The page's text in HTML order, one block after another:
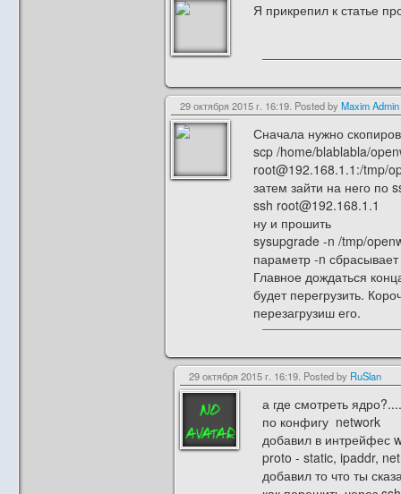
Я прикрепил к статье
29 октября 2015 г. 16:19. Posted by Maxim Admin
Сначала нужно
scp /home/blablabla/
root@192.168.1.1:/tmp/
затем зайти на него по
ssh root@192.168.1.1
ну и прошить
sysupgrade -n /tmp/
параметр -n
Главное дождаться
будет перегрузить.
перезагрузиш его.
29 октября 2015 г. 16:19. Posted by RuSlan
а где смотреть ядро?....
по конфигу network
добавил в интрейфес
proto - static, ipaddr,
добавил то что ты